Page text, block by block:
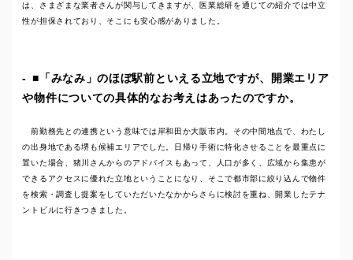
は、さまざまな業者さんが関与してきますが、医業総研を通じての紹介では中立
性が担保されており、そこにも安心感がありました。
■「みなみ」のほぼ駅前といえる立地ですが、開業エリア
や物件についての具体的なお考えはあったのですか。
前勤務先との連携という意味では岸和田か大阪市内。その中間地点で、わたし
の出身地である堺も候補エリアでした。日帰り手術に特化させることを最重点に
置いた場合、猪川さんからのアドバイスもあって、人口が多く、広域から集患が
できるアクセスに優れた立地ということになり、そこで都市部に絞り込んで物件
を検索・調査し提案をしていただいたなかからさらに検討を重ね、開業したテナ
ントビルに行きつきました。